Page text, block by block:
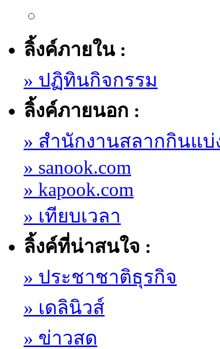
ลิ้งค์ภายใน :
» ปฏิทินกิจกรรม
ลิ้งค์ภายนอก :
» สำนักงานสลากกินแบ่
» sanook.com
» kapook.com
» เทียบเวลา
ลิ้งค์ที่น่าสนใจ :
» ประชาชาติธุรกิจ
» เดลินิวส์
» ข่าวสด